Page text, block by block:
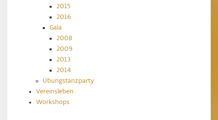
2015
2016
Gala
2008
2009
2013
2014
Übungstanzparty
Vereinsleben
Workshops